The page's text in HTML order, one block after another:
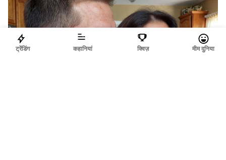
ट्रेंडिंग कहानियां क्विज़ मीम दुनिया